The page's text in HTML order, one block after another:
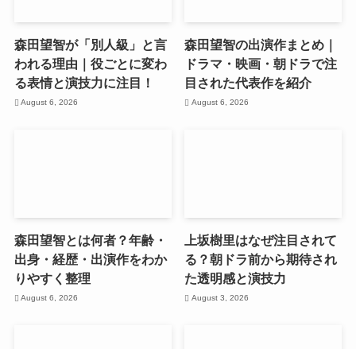
森田望智が「別人級」と言
われる理由｜役ごとに変わ
る表情と演技力に注目！
August 6, 2026
森田望智の出演作まとめ｜
ドラマ・映画・朝ドラで注
目された代表作を紹介
August 6, 2026
森田望智とは何者？年齢・
出身・経歴・出演作をわか
りやすく整理
August 6, 2026
上坂樹里はなぜ注目されて
る？朝ドラ前から期待され
た透明感と演技力
August 3, 2026